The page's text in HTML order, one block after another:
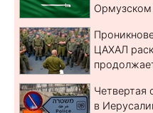
ЦАХАЛ
Четвертая
в